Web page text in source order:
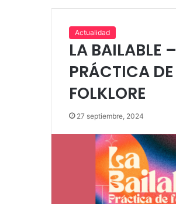
Actualidad
LA BAILABLE –
PRÁCTICA DE
FOLKLORE
27 septiembre, 2024